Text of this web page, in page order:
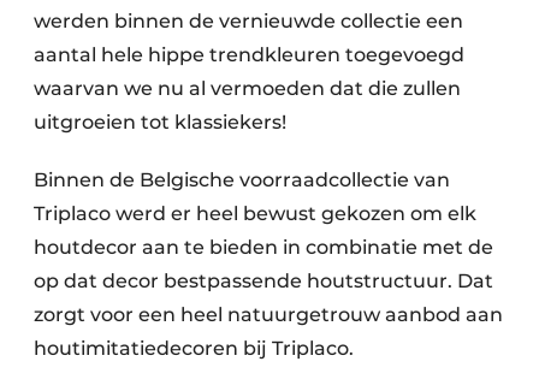
werden binnen de vernieuwde collectie een
aantal hele hippe trendkleuren toegevoegd
waarvan we nu al vermoeden dat die zullen
uitgroeien tot klassiekers!
Binnen de Belgische voorraadcollectie van
Triplaco werd er heel bewust gekozen om elk
houtdecor aan te bieden in combinatie met de
op dat decor bestpassende houtstructuur. Dat
zorgt voor een heel natuurgetrouw aanbod aan
houtimitatiedecoren bij Triplaco.